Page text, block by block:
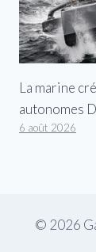
La marine
autonomes
6 août 2026
© 2026